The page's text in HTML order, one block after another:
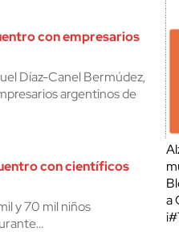
con empresarios
Díaz-Canel Bermúdez,
argentinos de
con científicos
y 70 mil niños
a